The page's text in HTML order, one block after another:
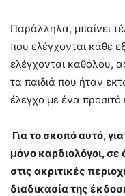
Παράλληλα, μπαίνει
που ελέγχονται κάθε
ελέγχονται καθόλου,
τα παιδιά που ήταν
έλεγχο με ένα προσιτό
Για το σκοπό αυτό,
μόνο καρδιολόγοι,
στις ακριτικές
διαδικασία της